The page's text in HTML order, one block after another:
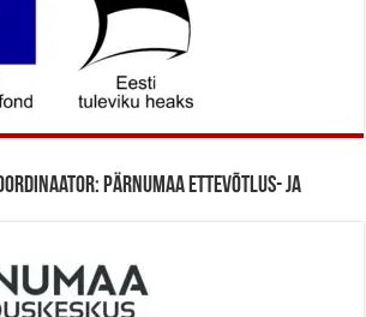
Pärnumaa Ettevõtlus- ja